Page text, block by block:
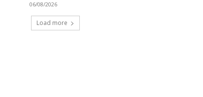
06/08/2026
Load more